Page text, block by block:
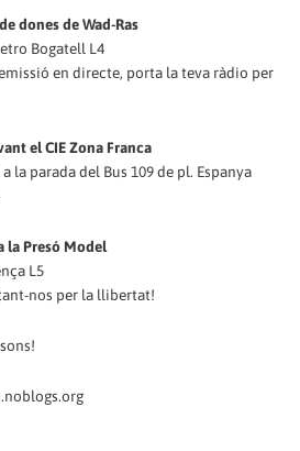
dones de Wad-Ras
Bogatell L4
en directe, porta la teva ràdio per
el CIE Zona Franca
la parada del Bus 109 de pl. Espanya
la Presó Model
L5
nos per la llibertat!